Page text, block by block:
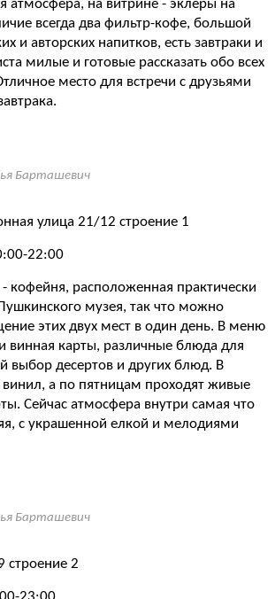
атмосфера, на витрине - эклеры на
всегда два фильтр-кофе, большой
и авторских напитков, есть завтраки и
милые и готовые рассказать обо всех
место для встречи с друзьями
Барташевич
улица 21/12 строение 1
22:00
- кофейня, расположенная практически
музея, так что можно
этих двух мест в один день. В меню
винная карты, различные блюда для
выбор десертов и других блюд. В
винил, а по пятницам проходят живые
Сейчас атмосфера внутри самая что
с украшенной елкой и мелодиями
Барташевич
строение 2